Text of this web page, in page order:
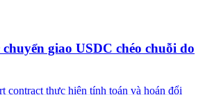
giao USDC chéo chuỗi do